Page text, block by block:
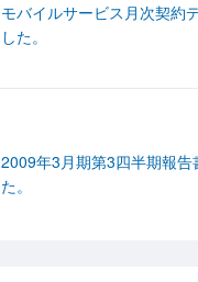
モバイルサービス月次契約
した。
2009年3月期第3四半期報告
た。